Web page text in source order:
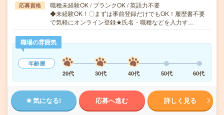
応募資格
職種未経験OK / ブランクOK / 英語力不要
◆未経験OK！〇まずは事前登録だけでもOK！履歴書不要
で気軽にオンライン登録★氏名・職種などを入力す…
職場の雰囲気
年齢層
20代
30代 40代 50代 60代
気になる! 応募へ進む 詳しく見る